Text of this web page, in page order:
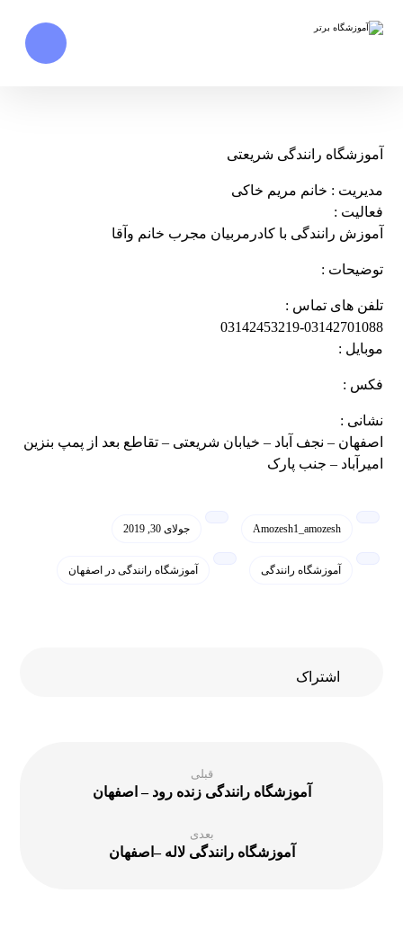
آموزشگاه رانندگی شریعتی
مدیریت : خانم مریم خاکی
فعالیت :
آموزش رانندگی با کادرمربیان مجرب خانم وآقا
توضیحات :
تلفن های تماس :
03142453219-03142701088
موبایل :
فکس :
نشانی :
اصفهان – نجف آباد – خیابان شریعتی – تقاطع بعد از پمپ بنزین
امیرآباد – جنب پارک
Amozesh1_amozesh جولای 30, 2019
آموزشگاه رانندگی آموزشگاه رانندگی در اصفهان
قبلی
آموزشگاه رانندگی زنده رود – اصفهان
بعدی
آموزشگاه رانندگی لاله –اصفهان